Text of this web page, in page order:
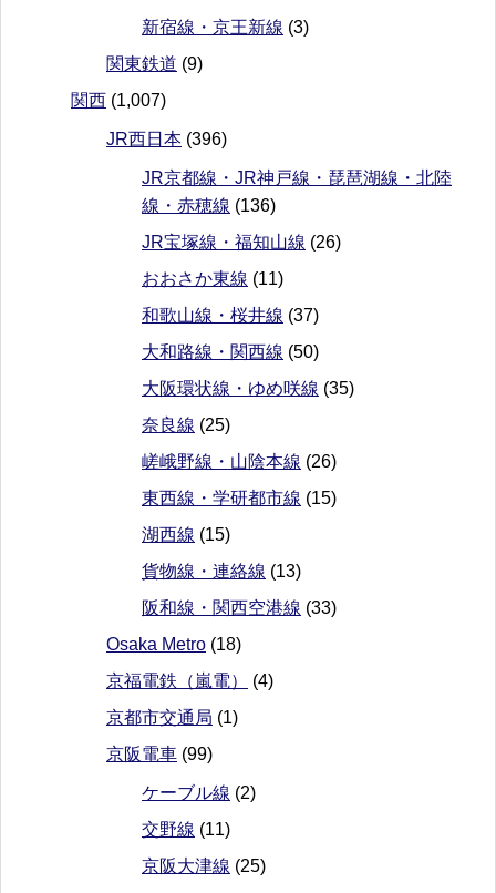
新宿線・京王新線 (3)
関東鉄道 (9)
関西 (1,007)
JR西日本 (396)
JR京都線・JR神戸線・琵琶湖線・北陸
線・赤穂線 (136)
JR宝塚線・福知山線 (26)
おおさか東線 (11)
和歌山線・桜井線 (37)
大和路線・関西線 (50)
大阪環状線・ゆめ咲線 (35)
奈良線 (25)
嵯峨野線・山陰本線 (26)
東西線・学研都市線 (15)
湖西線 (15)
貨物線・連絡線 (13)
阪和線・関西空港線 (33)
Osaka Metro (18)
京福電鉄（嵐電）
(4)
京都市交通局 (1)
京阪電車 (99)
ケーブル線 (2)
交野線 (11)
京阪大津線 (25)